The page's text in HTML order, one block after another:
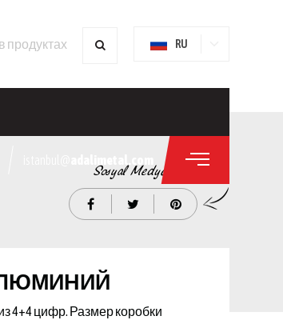
RU
4+4 цифр. Размер коробки